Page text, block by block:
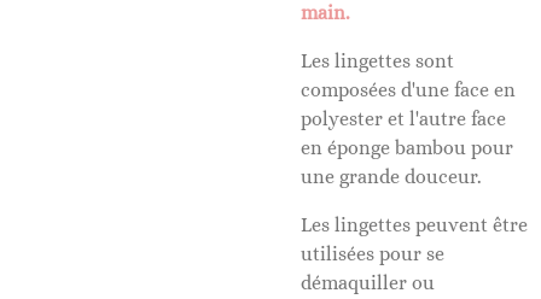
main.
Les lingettes sont
composées d'une face en
polyester et l'autre face
en éponge bambou pour
une grande douceur.
Les lingettes peuvent être
utilisées pour se
démaquiller ou